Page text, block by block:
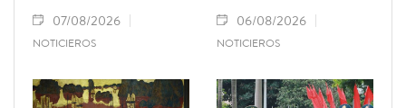
07/08/2026
NOTICIEROS
06/08/2026
NOTICIEROS